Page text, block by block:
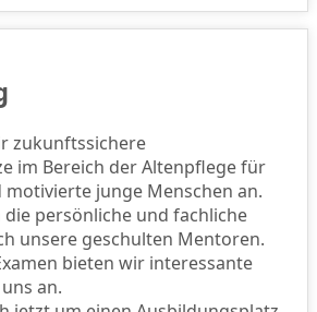
zukunftssichere
im Bereich der Altenpflege für
junge Menschen an.
persönliche und fachliche
unsere geschulten Mentoren.
bieten wir interessante
an.